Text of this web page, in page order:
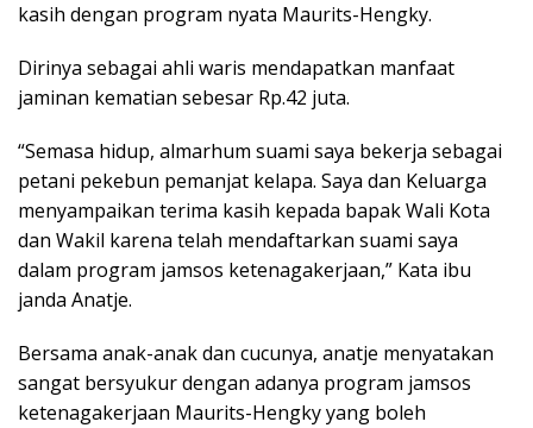
kasih dengan program nyata Maurits-Hengky.
Dirinya sebagai ahli waris mendapatkan manfaat
jaminan kematian sebesar Rp.42 juta.
“Semasa hidup, almarhum suami saya bekerja sebagai
petani pekebun pemanjat kelapa. Saya dan Keluarga
menyampaikan terima kasih kepada bapak Wali Kota
dan Wakil karena telah mendaftarkan suami saya
dalam program jamsos ketenagakerjaan,” Kata ibu
janda Anatje.
Bersama anak-anak dan cucunya, anatje menyatakan
sangat bersyukur dengan adanya program jamsos
ketenagakerjaan Maurits-Hengky yang boleh